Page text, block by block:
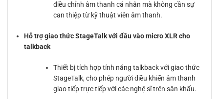
điều chỉnh âm thanh cá nhân mà không cần sự
can thiệp từ kỹ thuật viên âm thanh.
Hỗ trợ giao thức StageTalk với đầu vào micro XLR cho
talkback
Thiết bị tích hợp tính năng talkback với giao thức
StageTalk, cho phép người điều khiển âm thanh
giao tiếp trực tiếp với các nghệ sĩ trên sân khấu.